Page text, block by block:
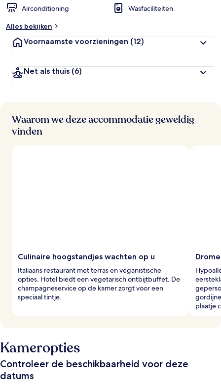
Airconditioning
Wasfaciliteiten
Alles bekijken
Voornaamste voorzieningen (12)
Net als thuis (6)
Waarom we deze accommodatie geweldig
vinden
Culinaire hoogstandjes wachten op u
Italiaans restaurant met terras en veganistische
opties. Hotel biedt een vegetarisch ontbijtbuffet. De
champagneservice op de kamer zorgt voor een
speciaal tintje.
plaatje
Kameropties
Controleer de beschikbaarheid voor deze
datums